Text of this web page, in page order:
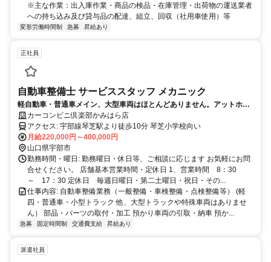
※主な作業：出入庫作業・商品の検品・在庫管理・出荷物の運送業者
への持ち込み及び貸与品の配達、組立、回収（社用車使用）等
変形労働時間制 急募 昇給あり
正社員
自動車整備士 サービススタッフ メカニック
軽自動車・普通車メイン、大型車両はほとんどありません。アットホー
ムな職場です、お気軽にご相談ください
カーコンビニ倶楽部かみはら店
アクセス: 宇部線琴芝駅より徒歩10分 琴芝小学校向い
月給220,000円～400,000円
山口県宇部市
勤務時間・曜日: 勤務曜日・休日等、ご相談に応じます お気軽にお問
合せください。 店舗基本営業時間・定休日 1、営業時間 8：30
～ 17：30 定休日 毎週日曜日・第二土曜日・祝日・その...
仕事内容: 自動車整備業務（一般整備・車検整備・点検整備等） (軽
四・普通車・小型トラック 他、大型トラックや特殊車両はありませ
ん） 部品・パーツの取付・加工 預かり車両の引取・納車 預か...
急募 固定時間制 交通費支給 昇給あり
派遣社員